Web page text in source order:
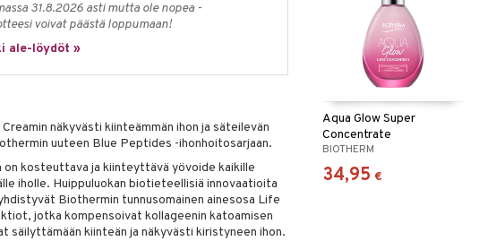
31.8.2026 asti mutta ole nopea -
voivat päästä loppumaan!
ale-löydöt »
näkyvästi kiinteämmän ihon ja säteilevän
uuteen Blue Peptides -ihonhoitosarjaan.
kosteuttava ja kiinteyttävä yövoide kaikille
iholle. Huippuluokan biotieteellisiä innovaatioita
Biothermin tunnusomainen ainesosa Life
jotka kompensoivat kollageenin katoamisen
säilyttämään kiinteän ja näkyvästi kiristyneen ihon.
Aqua Glow Super
Concentrate
BIOTHERM
34,95 €